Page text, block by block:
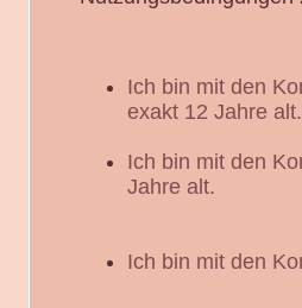
Ich bin mit den
exakt 12 Jahre alt.
Ich bin mit den
Jahre alt.
Ich bin mit den